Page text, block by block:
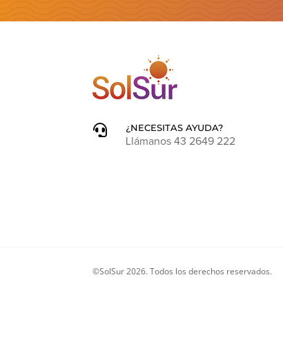

¿NECESITAS AYUDA?
Llámanos 43 2649 222
©SolSur 2026. Todos los derechos reservados.